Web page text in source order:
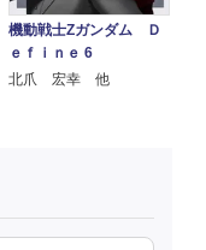
機動戦士Ζガンダム Ｄ
ｅｆｉｎｅ 6
北爪 宏幸 他